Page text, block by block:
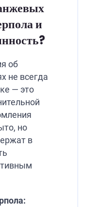
и
об
не всегда
— это
но
в